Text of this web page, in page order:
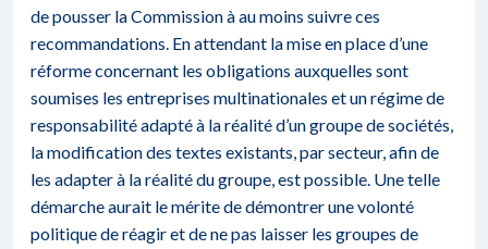
de pousser la Commission à au moins suivre ces
recommandations. En attendant la mise en place d’une
réforme concernant les obligations auxquelles sont
soumises les entreprises multinationales et un régime de
responsabilité adapté à la réalité d’un groupe de sociétés,
la modification des textes existants, par secteur, afin de
les adapter à la réalité du groupe, est possible. Une telle
démarche aurait le mérite de démontrer une volonté
politique de réagir et de ne pas laisser les groupes de